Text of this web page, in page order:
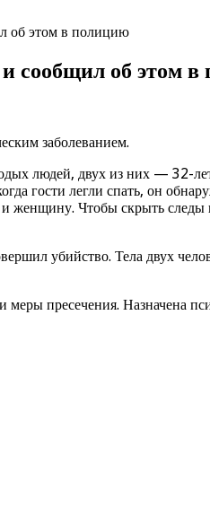
об этом в полицию
сообщил об этом
заболеванием.
людей, двух из них —
гости легли спать, он
Чтобы скрыть
убийство. Тела двух
пресечения. Назначена